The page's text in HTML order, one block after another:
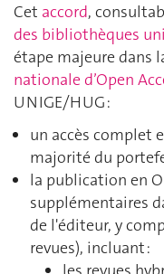
Cet accord,
des bibliothèques
étape majeure dans
nationale d’Open
UNIGE/HUG :
un accès complet
majorité du
la publication en
supplémentaires
de l'éditeur, y
revues), incluant :